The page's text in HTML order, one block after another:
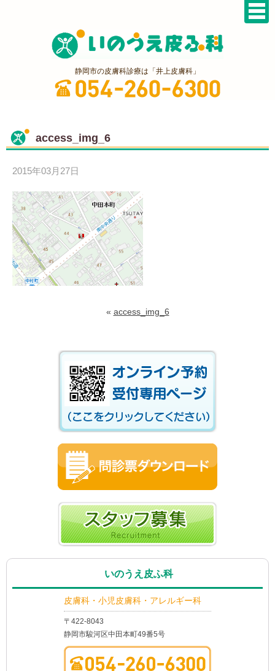
静岡市の皮膚科診療は「井上皮膚科」
access_img_6
2015年03月27日
« access_img_6
いのうえ皮ふ科
皮膚科・小児皮膚科・アレルギー科
〒422-8043
静岡市駿河区中田本町49番5号